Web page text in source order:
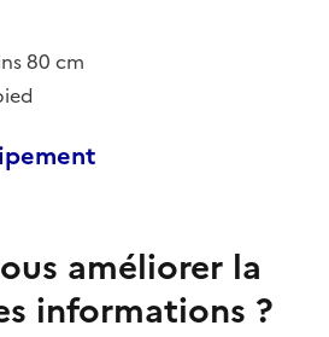
80 cm
améliorer la
informations ?